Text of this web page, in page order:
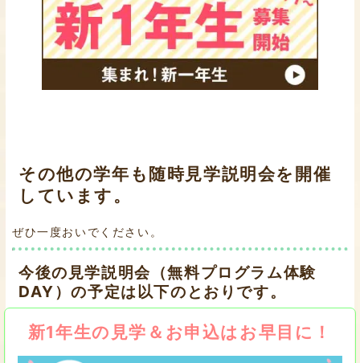
その他の学年も随時見学説明会を開催
しています。
ぜひ一度おいでください。
今後の見学説明会（無料プログラム体験
DAY）の予定は以下のとおりです。
新1年生の見学＆お申込はお早目に！